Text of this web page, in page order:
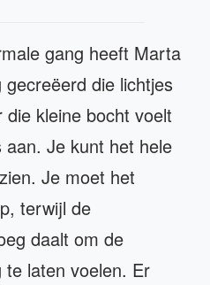
gang heeft Marta
die lichtjes
kleine bocht voelt
Je kunt het hele
Je moet het
terwijl de
daalt om de
te laten voelen. Er